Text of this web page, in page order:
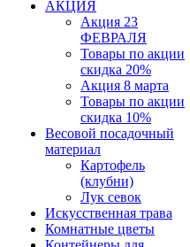
АКЦИЯ
Акция 23
ФЕВРАЛЯ
Товары по акции
скидка 20%
Акция 8 марта
Товары по акции
скидка 10%
Весовой посадочный
материал
Картофель
(клубни)
Лук севок
Искусственная трава
Комнатные цветы